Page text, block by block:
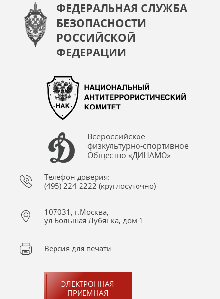
ФЕДЕРАЛЬНАЯ СЛУЖБА
БЕЗОПАСНОСТИ
РОССИЙСКОЙ
ФЕДЕРАЦИИ
Всероссийское
физкультурно-спортивное
Общество «ДИНАМО»
Телефон доверия:
(495) 224-2222 (круглосуточно)
107031, г.Москва,
ул.Большая Лубянка, дом 1
Версия для печати
ЭЛЕКТРОННАЯ
ПРИЕМНАЯ